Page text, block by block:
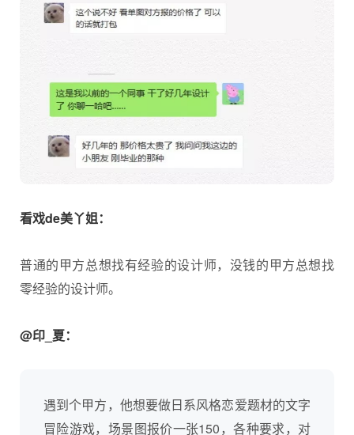
看戏de美丫姐：
普通的甲方总想找有经验的设计师，没钱的甲方总想找
零经验的设计师。
@印_夏：
遇到个甲方，他想要做日系风格恋爱题材的文字
冒险游戏，场景图报价一张150，各种要求，对